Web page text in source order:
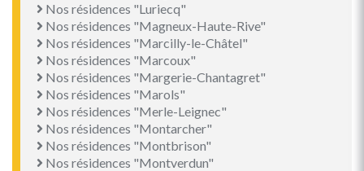
Nos résidences "Luriecq"
Nos résidences "Magneux-Haute-Rive"
Nos résidences "Marcilly-le-Châtel"
Nos résidences "Marcoux"
Nos résidences "Margerie-Chantagret"
Nos résidences "Marols"
Nos résidences "Merle-Leignec"
Nos résidences "Montarcher"
Nos résidences "Montbrison"
Nos résidences "Montverdun"